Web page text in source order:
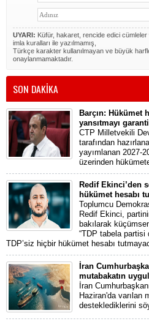
UYARI: Küfür, hakaret, rencide edici cümleler
imla kuralları ile yazılmamış,
Türkçe karakter kullanılmayan ve büyük
onaylanmamaktadır.
SON DAKİKA
Barçın: Hükümet
yansıtmayı
CTP Milletvekili
tarafından
yayımlanan 2027-
üzerinden
Redif Ekinci’den
hükümet hesabı
Toplumcu
Redif Ekinci,
bakılarak
“TDP tabela partisi
TDP’siz hiçbir hükümet hesabı
İran
mutabakatın
İran
Haziran'da varılan
desteklediklerini